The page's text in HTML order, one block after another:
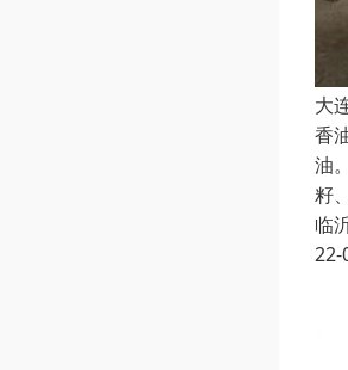
大
香
油
籽
临
22-